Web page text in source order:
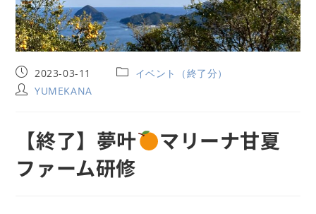
2023-03-11
イベント（終了分）
YUMEKANA
【終了】夢叶
マリーナ甘夏
ファーム研修